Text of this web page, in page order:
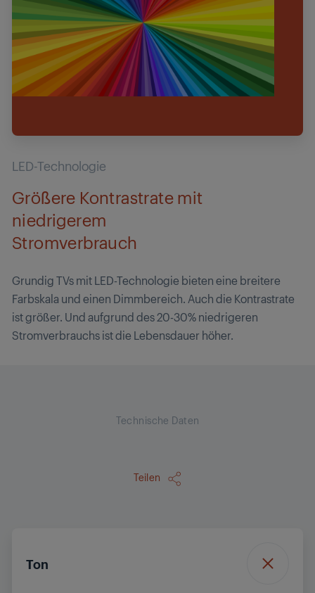
LED-Technologie
Größere Kontrastrate mit
niedrigerem
Stromverbrauch
Grundig TVs mit LED-Technologie bieten eine breitere
Farbskala und einen Dimmbereich. Auch die Kontrastrate
ist größer. Und aufgrund des 20-30% niedrigeren
Stromverbrauchs ist die Lebensdauer höher.
Technische Daten
Teilen
Ton